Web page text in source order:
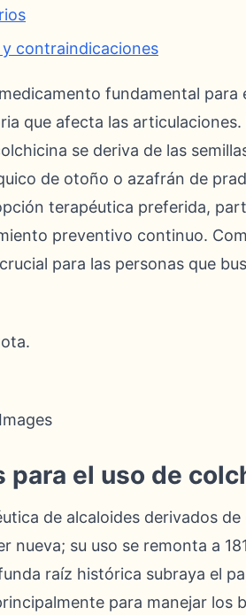
contraindicaciones
fundamental
que afecta las
se deriva de las
de otoño o azafrán de
terapéutica preferida,
preventivo continuo.
para las personas que
para el uso de
de alcaloides derivados de
nueva; su uso se remonta a
raíz histórica subraya el
para manejar